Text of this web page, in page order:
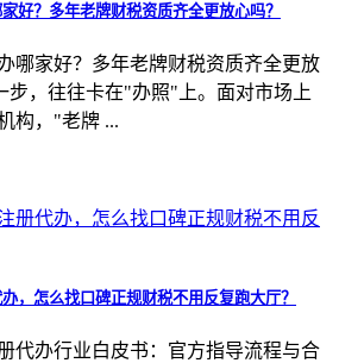
好？多年老牌财税资质齐全更放心吗？
哪家好？多年老牌财税资质齐全更放
步，往往卡在"办照"上。面对市场上
构，"老牌 ...
，怎么找口碑正规财税不用反复跑大厅？
代办行业白皮书：官方指导流程与合